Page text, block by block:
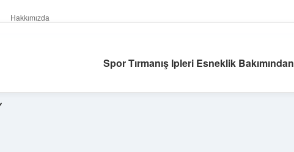
Hakkımızda
Spor Tırmanış Ipleri Esneklik Bakımından